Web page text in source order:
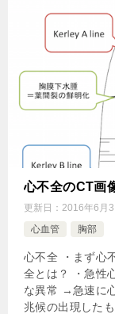
心不全のCT画
更新日： 2016年6月3
心血管
胸部
心不全 ・まず心
全とは？ ・急性
な異常 →急速に
兆候の出現した